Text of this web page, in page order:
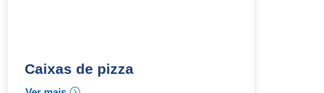
Caixas de pizza